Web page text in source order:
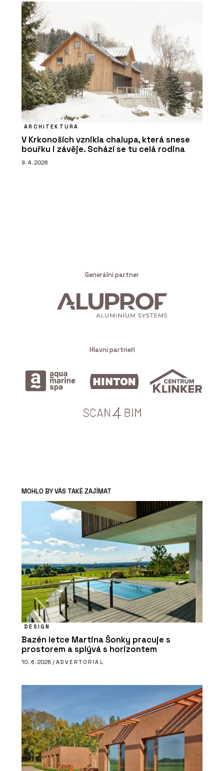
ARCHITEKTURA
V Krkonoších vznikla chalupa, která snese
bouřku i závěje. Schází se tu celá rodina
9. 4. 2026
Generální partner
Hlavní partneři
MOHLO BY VÁS TAKÉ ZAJÍMAT
DESIGN
Bazén letce Martina Šonky pracuje s
prostorem a splývá s horizontem
10. 6. 2026 / ADVERTORIAL